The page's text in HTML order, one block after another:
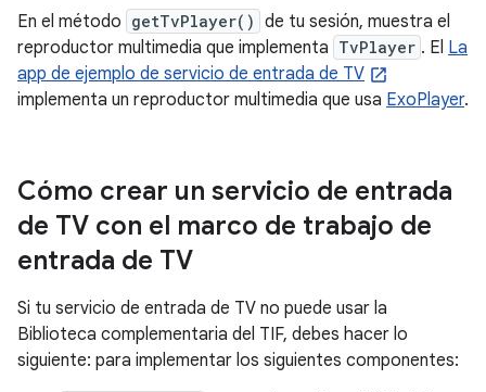
En el método getTvPlayer() de tu sesión, muestra el
reproductor multimedia que implementa TvPlayer . El La
app de ejemplo de servicio de entrada de TV
implementa un reproductor multimedia que usa ExoPlayer.
Cómo crear un servicio de entrada
de TV con el marco de trabajo de
entrada de TV
Si tu servicio de entrada de TV no puede usar la
Biblioteca complementaria del TIF, debes hacer lo
siguiente: para implementar los siguientes componentes: